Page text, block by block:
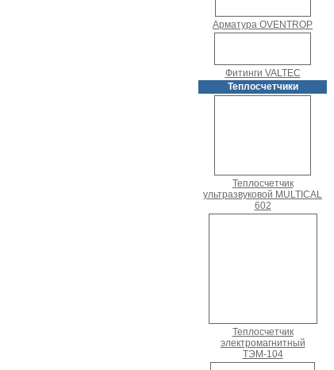
Арматура OVENTROP
Фитинги VALTEC
Теплосчетчики
Теплосчетчик
ультразвуковой MULTICAL
602
Теплосчетчик
электромагнитный
ТЭМ-104